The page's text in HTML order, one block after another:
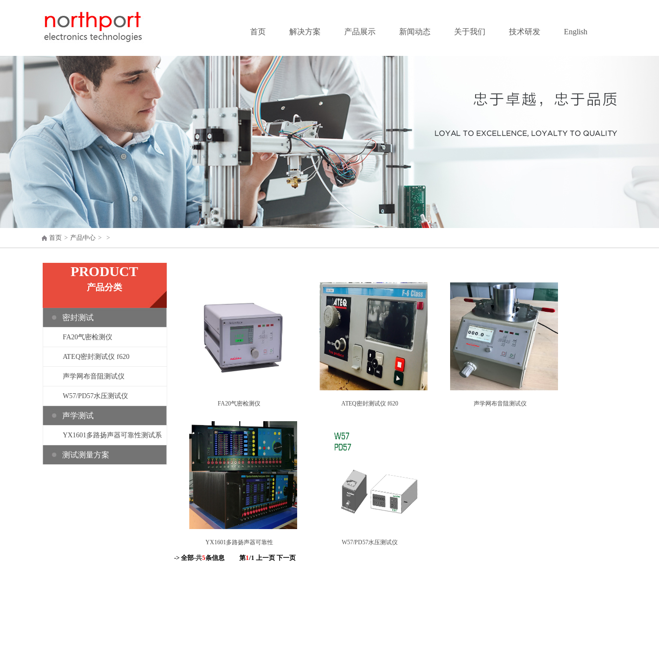
首页 解决方案 产品展示 新闻动态 关于我们 技术研发 English
首页 > 产品中心 > >
PRODUCT
产品分类
密封测试
FA20气密检测仪
ATEQ密封测试仪 f620
声学网布音阻测试仪
W57/PD57水压测试仪
声学测试
YX1601多路扬声器可靠性测试系
统
测试测量方案
FA20气密检测仪 ATEQ密封测试仪 f620 声学网布音阻测试仪
YX1601多路扬声器可靠性 W57/PD57水压测试仪
-> 全部-共5条信息 第1/1 上一页 下一页